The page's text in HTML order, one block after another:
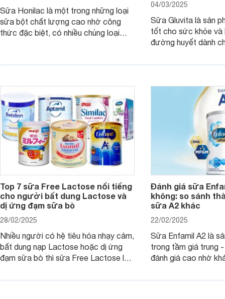
Sữa Honilac là một trong những loại
sữa bột chất lượng cao nhờ công
thức đặc biệt, có nhiều chủng loại
04/03/2025
Sữa Gluvita là sản
tốt cho sức khỏe và
đường huyết dành
thể gì, hãy cùng
hiểu ngay trong bài
Top 7 sữa Free Lactose nổi tiếng
cho người bất dung Lactose và
dị ứng đạm sữa bò
28/02/2025
Nhiều người có hệ tiêu hóa nhạy cảm,
bất dung nạp Lactose hoặc dị ứng
đạm sữa bò thì sữa Free Lactose là
Đánh giá sữa
không: so sánh
sữa A2 khác
22/02/2025
Sữa Enfamil A2 là
trong tầm giá trung
đánh giá cao nhờ